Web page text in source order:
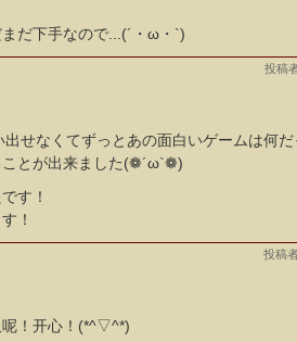
だ下手なので...(´・ω・`)
投稿
せなくてずっとあの面白いゲームは何
ことが出来ました(❁´ω`❁)
す！
！
投稿
呢！开心！(*^▽^*)